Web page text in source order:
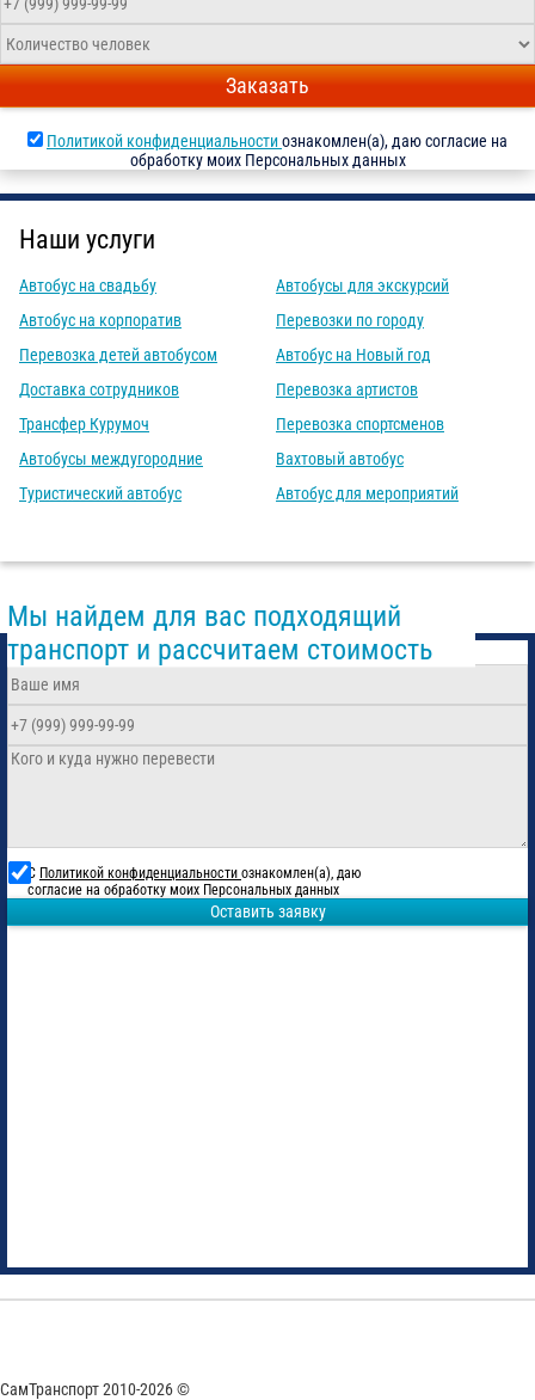
Заказать
Политикой конфиденциальностиознакомлен(а), даю согласие на
обработку моих Персональных данных
Наши услуги
Автобус на свадьбу
Автобус на корпоратив
Перевозка детей автобусом
Доставка сотрудников
Трансфер Курумоч
Автобусы междугородние
Туристический автобус
Автобусы для экскурсий
Перевозки по городу
Автобус на Новый год
Перевозка артистов
Перевозка спортсменов
Вахтовый автобус
Автобус для мероприятий
Мы найдем для вас подходящий
транспорт и рассчитаем стоимость
С Политикой конфиденциальности ознакомлен(а), даю
согласие на обработку моих Персональных данных
Оставить заявку
СамТранспорт 2010-2026 ©